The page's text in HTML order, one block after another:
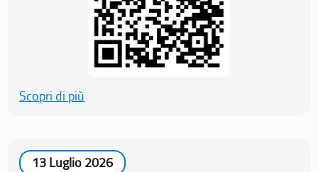
Scopri di più
13 Luglio 2026